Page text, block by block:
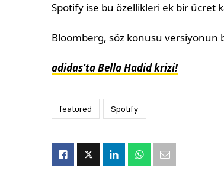
Spotify ise bu özellikleri ek bir ücret
Bloomberg, söz konusu versiyonun
adidas’ta Bella Hadid krizi!
featured Spotify